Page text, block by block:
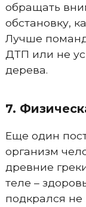
обращать
обстановку,
Лучше
ДТП или не
дерева.
7.
Еще один
организм
древние
теле –
подкрался